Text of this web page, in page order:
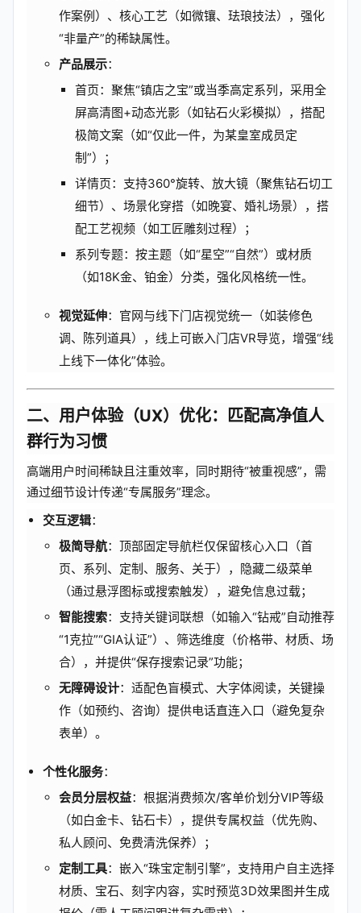
作案例）、核心工艺（如微镶、珐琅技法），强化
“非量产”的稀缺属性。
产品展示：
首页：聚焦“镇店之宝”或当季高定系列，采用全
屏高清图+动态光影（如钻石火彩模拟），搭配
极简文案（如“仅此一件，为某皇室成员定
制”）；
详情页：支持360°旋转、放大镜（聚焦钻石切工
细节）、场景化穿搭（如晚宴、婚礼场景），搭
配工艺视频（如工匠雕刻过程）；
系列专题：按主题（如“星空”“自然”）或材质
（如18K金、铂金）分类，强化风格统一性。
视觉延伸：官网与线下门店视觉统一（如装修色
调、陈列道具），线上可嵌入门店VR导览，增强“线
上线下一体化”体验。
二、用户体验（UX）优化：匹配高净值人
群行为习惯
高端用户时间稀缺且注重效率，同时期待“被重视感”，需
通过细节设计传递“专属服务”理念。
交互逻辑：
极简导航：顶部固定导航栏仅保留核心入口（首
页、系列、定制、服务、关于），隐藏二级菜单
（通过悬浮图标或搜索触发），避免信息过载；
智能搜索：支持关键词联想（如输入“钻戒”自动推荐
“1克拉”“GIA认证”）、筛选维度（价格带、材质、场
合），并提供“保存搜索记录”功能；
无障碍设计：适配色盲模式、大字体阅读，关键操
作（如预约、咨询）提供电话直连入口（避免复杂
表单）。
个性化服务：
会员分层权益：根据消费频次/客单价划分VIP等级
（如白金卡、钻石卡），提供专属权益（优先购、
私人顾问、免费清洗保养）；
定制工具：嵌入“珠宝定制引擎”，支持用户自主选择
材质、宝石、刻字内容，实时预览3D效果图并生成